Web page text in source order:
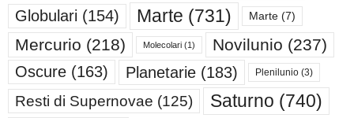
Globulari (154) Marte (731) Marte (7)
Mercurio (218) Molecolari (1) Novilunio (237)
Oscure (163) Planetarie (183) Plenilunio (3)
Resti di Supernovae (125) Saturno (740)